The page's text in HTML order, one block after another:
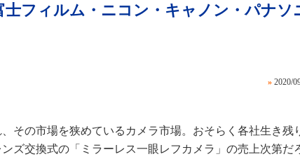
士フィルム・ニコン・キャノン・パナソ
» 2020/
その市場を狭めているカメラ市場。おそらく各社生き残
ズ交換式の「ミラーレス一眼レフカメラ」の売上次第だ